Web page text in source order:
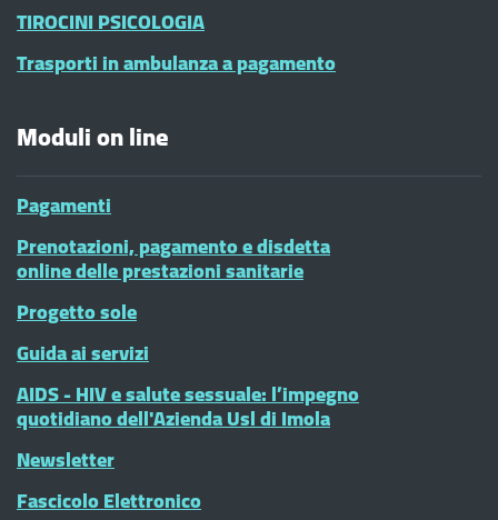
TIROCINI PSICOLOGIA
Trasporti in ambulanza a pagamento
Moduli on line
Pagamenti
Prenotazioni, pagamento e disdetta
online delle prestazioni sanitarie
Progetto sole
Guida ai servizi
AIDS - HIV e salute sessuale: l’impegno
quotidiano dell'Azienda Usl di Imola
Newsletter
Fascicolo Elettronico